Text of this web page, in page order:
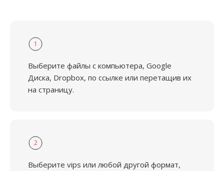
1
Выберите файлы с компьютера, Google
Диска, Dropbox, по ссылке или перетащив их
на страницу.
2
Выберите vips или любой другой формат,